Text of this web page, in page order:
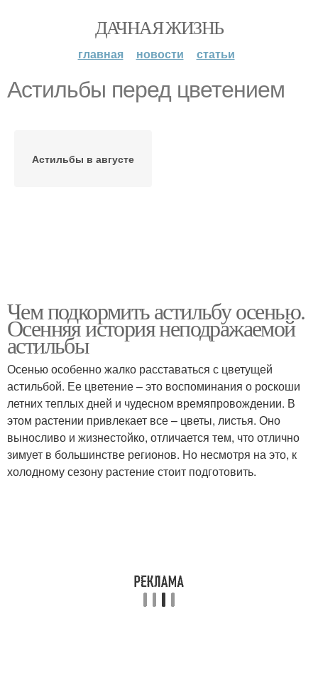
ДАЧНАЯ ЖИЗНЬ
главная новости статьи
Астильбы перед цветением
Астильбы в августе
Чем подкормить астильбу осенью.
Осенняя история неподражаемой
астильбы
Осенью особенно жалко расставаться с цветущей
астильбой. Ее цветение – это воспоминания о роскоши
летних теплых дней и чудесном времяпровождении. В
этом растении привлекает все – цветы, листья. Оно
выносливо и жизнестойко, отличается тем, что отлично
зимует в большинстве регионов. Но несмотря на это, к
холодному сезону растение стоит подготовить.